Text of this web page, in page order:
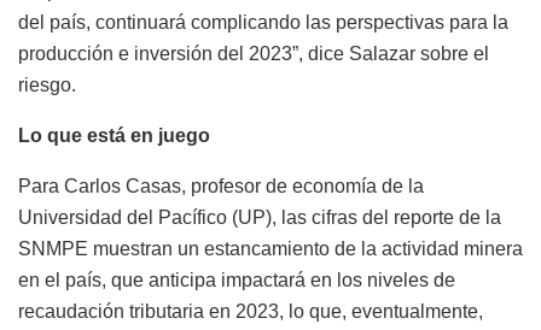
del país, continuará complicando las perspectivas para la
producción e inversión del 2023”, dice Salazar sobre el
riesgo.
Lo que está en juego
Para Carlos Casas, profesor de economía de la
Universidad del Pacífico (UP), las cifras del reporte de la
SNMPE muestran un estancamiento de la actividad minera
en el país, que anticipa impactará en los niveles de
recaudación tributaria en 2023, lo que, eventualmente,